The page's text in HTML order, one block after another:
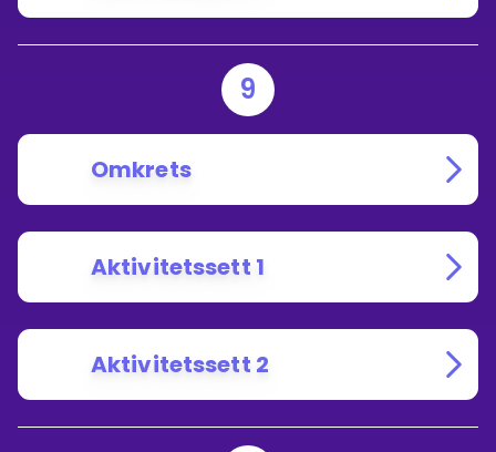
9
Omkrets
Aktivitetssett 1
Aktivitetssett 2